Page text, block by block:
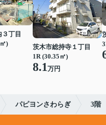
丁目
)
茨木市総持寺１丁目
1R (30.35㎡)
8.1万円
パピヨンさわらぎ 3階